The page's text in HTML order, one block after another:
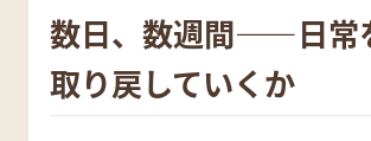
数日、数週間——日常
取り戻していくか